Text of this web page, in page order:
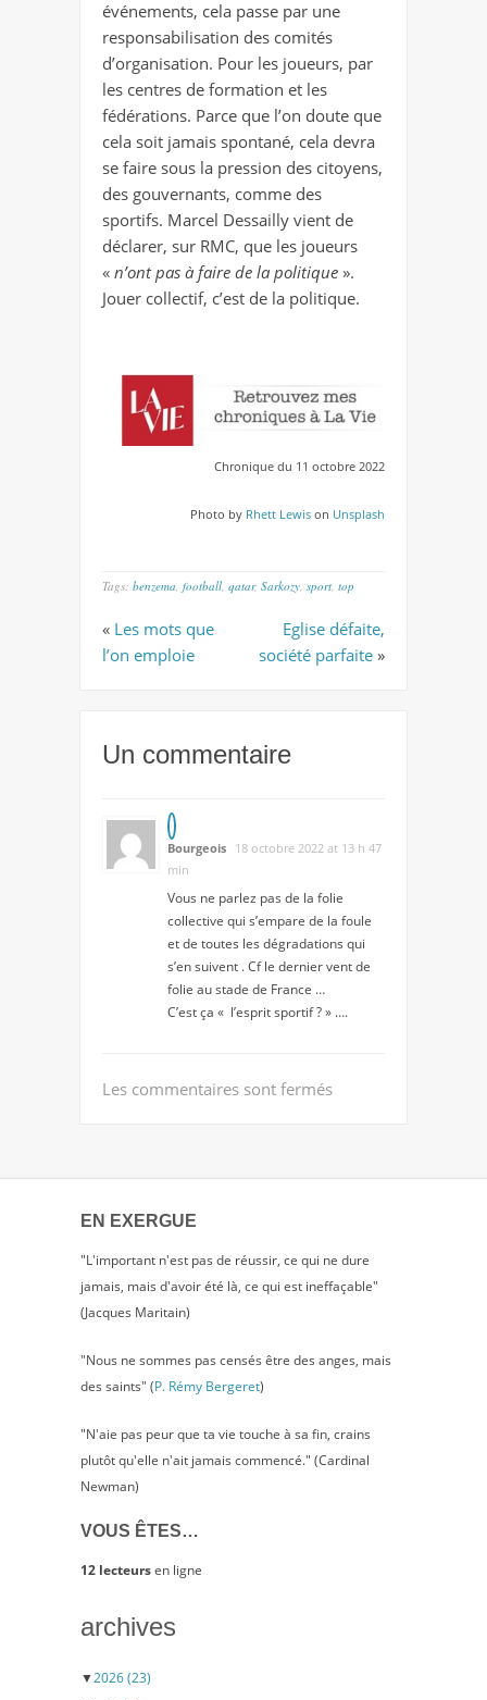
événements, cela passe par une
responsabilisation des comités
d’organisation. Pour les joueurs, par
les centres de formation et les
fédérations. Parce que l’on doute que
cela soit jamais spontané, cela devra
se faire sous la pression des citoyens,
des gouvernants, comme des
sportifs. Marcel Dessailly vient de
déclarer, sur RMC, que les joueurs
« n’ont pas à faire de la politique ».
Jouer collectif, c’est de la politique.
Chronique du 11 octobre 2022
Photo by Rhett Lewis on Unsplash
Tags: benzema, football, qatar, Sarkozy, sport, top
« Les mots que
l’on emploie
Eglise défaite,
société parfaite »
Un commentaire
Bourgeois 18 octobre 2022 at 13 h 47
min
Vous ne parlez pas de la folie
collective qui s’empare de la foule
et de toutes les dégradations qui
s’en suivent . Cf le dernier vent de
folie au stade de France …
C’est ça « l’esprit sportif ? » ….
Les commentaires sont fermés
EN EXERGUE
"L'important n'est pas de réussir, ce qui ne dure
jamais, mais d'avoir été là, ce qui est ineffaçable"
(Jacques Maritain)
"Nous ne sommes pas censés être des anges, mais
des saints" (P. Rémy Bergeret)
"N'aie pas peur que ta vie touche à sa fin, crains
plutôt qu'elle n'ait jamais commencé." (Cardinal
Newman)
VOUS ÊTES…
12 lecteursen ligne
archives
▼2026(23)